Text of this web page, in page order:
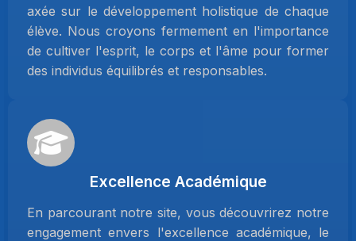
axée sur le développement holistique de chaque
élève. Nous croyons fermement en l'importance
de cultiver l'esprit, le corps et l'âme pour former
des individus équilibrés et responsables.
Excellence Académique
En parcourant notre site, vous découvrirez notre
engagement envers l'excellence académique, le